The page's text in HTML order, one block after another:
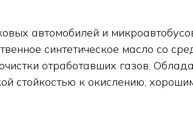
автомобилей и
синтетическое масло со
отработавших газов.
стойкостью к окислению,